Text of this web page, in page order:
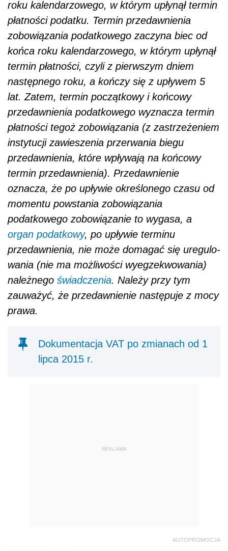
roku kalen­darzowego, w którym upłynął termin
płatności podatku. Termin przedawnienia
zobowiązania podatkowe­go zaczyna biec od
końca roku kalendarzowego, w którym upłynął
termin płatności, czyli z pierwszym dniem
następnego roku, a kończy się z upływem 5
lat. Zatem, termin początkowy i końcowy
przedawnie­nia podatkowego wyznacza termin
płatności tegoż zobowiązania (z zastrzeżeniem
instytucji zawieszenia przerwania biegu
przedawnienia, które wpływają na końcowy
termin przedawnienia). Przedawnienie
oznacza, że po upływie określonego czasu od
momentu powstania zobowiązania
podatkowego zobowią­zanie to wygasa, a
organ podatkowy, po upływie terminu
przedawnienia, nie może domagać się uregulo­
wania (nie ma możliwości wyegzekwowania)
należnego świadczenia. Należy przy tym
zauważyć, że przedawnienie następuje z mocy
prawa.
Dokumentacja VAT po zmianach od 1
lipca 2015 r.
REKLAMA
AUTOPROMOCJA